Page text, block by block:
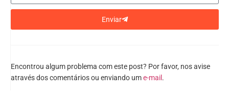
Enviar
Encontrou algum problema com este post? Por favor, nos avise
através dos comentários ou enviando ume-mail .